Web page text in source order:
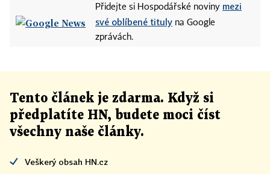
Přidejte si Hospodářské noviny mezi
své oblíbené tituly na Google
zprávách.
Tento článek je zdarma. Když si
předplatíte HN, budete moci číst
všechny naše články.
Veškerý obsah HN.cz